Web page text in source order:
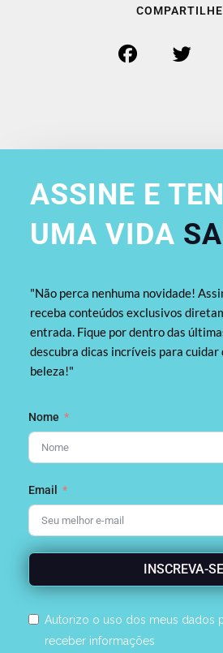
ASSINE E
UMA VIDA
"Não perca nenhuma novidade!
receba conteúdos exclusivos
entrada. Fique por dentro das
descubra dicas incríveis para cuidar
beleza!"
Nome
Email
INSCREVA-SE
Autorizo o uso dos meus dados
receber informações